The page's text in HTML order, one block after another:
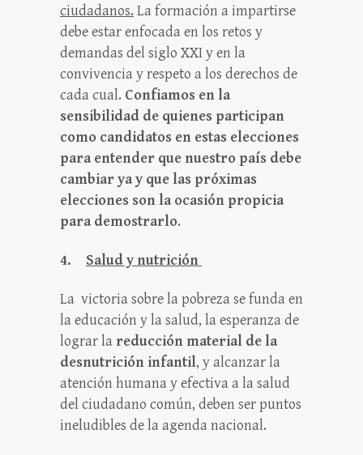
ciudadanos. La formación a impartirse
debe estar enfocada en los retos y
demandas del siglo XXI y en la
convivencia y respeto a los derechos de
cada cual. Confiamos en la
sensibilidad de quienes participan
como candidatos en estas elecciones
para entender que nuestro país debe
cambiar ya y que las próximas
elecciones son la ocasión propicia
para demostrarlo.
4. Salud y nutrición
La victoria sobre la pobreza se funda en
la educación y la salud, la esperanza de
lograr la reducción material de la
desnutrición infantil, y alcanzar la
atención humana y efectiva a la salud
del ciudadano común, deben ser puntos
ineludibles de la agenda nacional.